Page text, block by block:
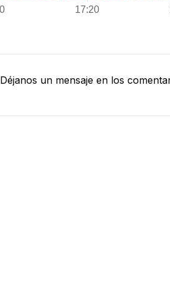
Déjanos un mensaje en los